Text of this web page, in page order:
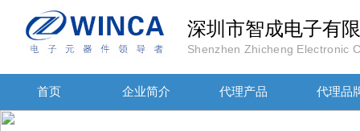
深圳市智成电子有
Shenzhen Zhicheng Electronic
首页 企业简介 代理产品 代理品